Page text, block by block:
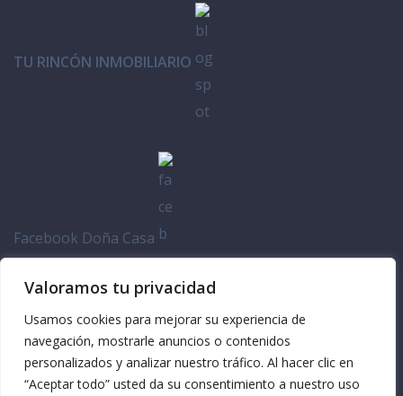
Valoramos tu privacidad
Usamos cookies para mejorar su experiencia de
navegación, mostrarle anuncios o contenidos
personalizados y analizar nuestro tráfico. Al hacer clic en
“Aceptar todo” usted da su consentimiento a nuestro uso
TU RINCÓN INMOBILIARIO
Facebook Doña Casa